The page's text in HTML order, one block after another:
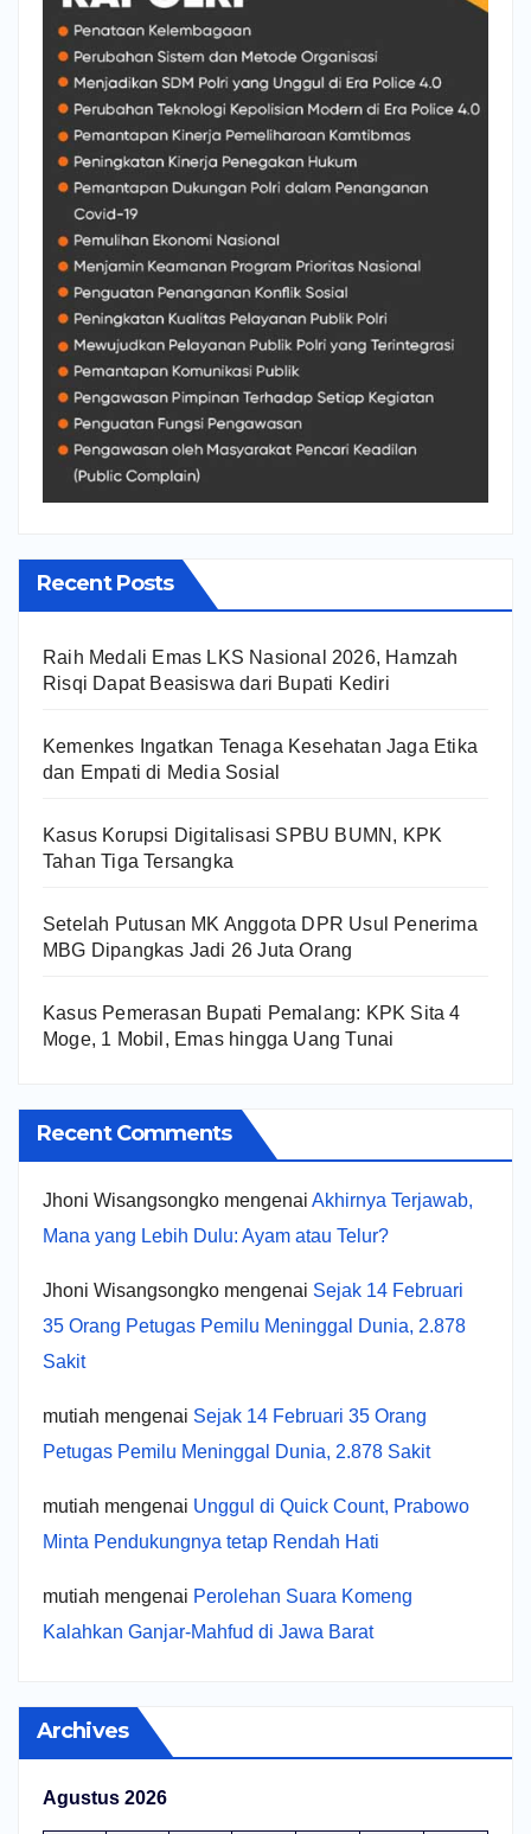
Recent Posts
Raih Medali Emas LKS Nasional 2026, Hamzah
Risqi Dapat Beasiswa dari Bupati Kediri
Kemenkes Ingatkan Tenaga Kesehatan Jaga Etika
dan Empati di Media Sosial
Kasus Korupsi Digitalisasi SPBU BUMN, KPK
Tahan Tiga Tersangka
Setelah Putusan MK Anggota DPR Usul Penerima
MBG Dipangkas Jadi 26 Juta Orang
Kasus Pemerasan Bupati Pemalang: KPK Sita 4
Moge, 1 Mobil, Emas hingga Uang Tunai
Recent Comments
Jhoni Wisangsongko mengenai Akhirnya Terjawab,
Mana yang Lebih Dulu: Ayam atau Telur?
Jhoni Wisangsongko mengenai Sejak 14 Februari
35 Orang Petugas Pemilu Meninggal Dunia, 2.878
Sakit
mutiah mengenai Sejak 14 Februari 35 Orang
Petugas Pemilu Meninggal Dunia, 2.878 Sakit
mutiah mengenai Unggul di Quick Count, Prabowo
Minta Pendukungnya tetap Rendah Hati
mutiah mengenai Perolehan Suara Komeng
Kalahkan Ganjar-Mahfud di Jawa Barat
Archives
Agustus 2026